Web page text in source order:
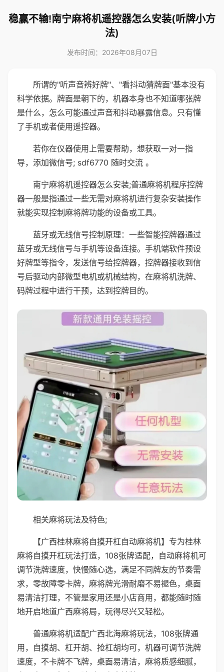
稳赢不输!南宁麻将机遥控器怎么安装(听牌小方
法)
发布时间：2026年08月07日
所谓的"听声音辨好牌"、"看抖动猜牌面"基本没有
科学依据。牌面是朝下的，机器本身也不知道哪张牌
是什么，怎么可能通过声音和抖动暴露信息。只有懂
了手机或者使用遥控器。
若你在仪器使用上需要帮助，想获取一对一指
导，添加微信号; sdf6770 随时交流 。
南宁麻将机遥控器怎么安装;普通麻将机程序控牌
器一般是指通过一些无需对麻将机进行复杂安装操作
就能实现控制麻将牌功能的设备或工具。
蓝牙或无线信号控制原理：一些智能控牌器通过
蓝牙或无线信号与手机等设备连接。手机端软件预设
好牌型等指令，发送信号给控牌器，控牌器接收到信
号后驱动内部微型电机或机械结构，在麻将机洗牌、
码牌过程中进行干预，达到控牌目的。
相关麻将玩法及特色;
【广西桂林麻将自摸开杠自动麻将机】专为桂林
麻将自摸开杠玩法打造，108张牌适配，自动麻将机可
调节洗牌速度，快慢随心选，满足不同牌友的节奏需
求，零故障零卡牌，麻将牌光滑耐磨不易褪色，桌面
易清洁打理，不管是家用还是小店商用，都能随时随
地开启地道广西麻将局，玩得尽兴又轻松。
普通麻将机适配广西北海麻将玩法，108张牌通
用，自摸胡、杠开胡、抢杠胡均可，机器可调节洗牌
速度，不卡牌不飞牌，桌面易清洁，麻将质感细腻，